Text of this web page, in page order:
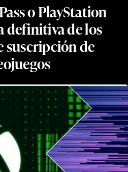
o PlayStation
definitiva de los
suscripción de